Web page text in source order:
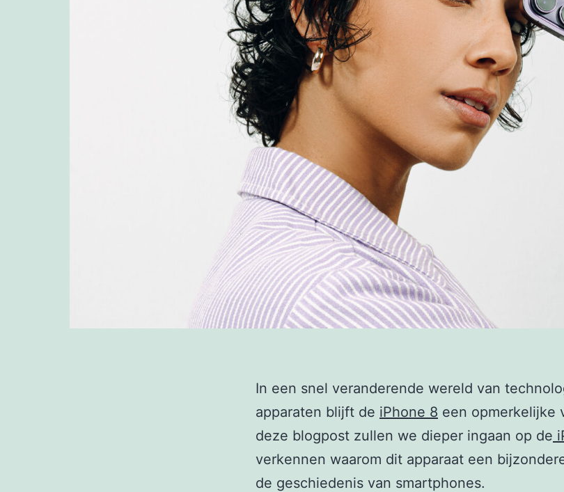
In een snel veranderende wereld van
apparaten blijft de iPhone 8 een opmerkelijke
deze blogpost zullen we dieper ingaan op de
verkennen waarom dit apparaat een
de geschiedenis van smartphones.